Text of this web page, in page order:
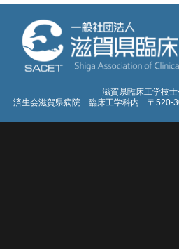
滋賀県臨床工学技
済生会滋賀県病院 臨床工学科内 〒520-